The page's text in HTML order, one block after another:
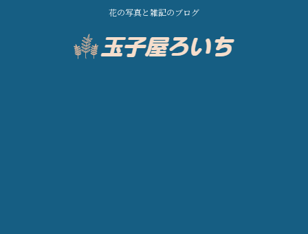
花の写真と雑記のブログ